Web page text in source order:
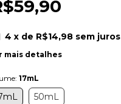
4 x de R$14,98 sem juros
mais detalhes
17mL
50mL